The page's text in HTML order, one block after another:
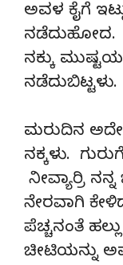
ಅವಳ ಕೈಗೆ
ನಡೆದುಹೋದ.
ನಕ್ಕು
ನಡೆದುಬಿಟ್ಟಳು.
ಮರುದಿನ ಅದೇ
ನಕ್ಕಳು.
ನೀವ್ಯಾರ್ರಿ
ನೇರವಾಗಿ
ಪೆಚ್ಚನಂತೆ
ಚೀಟಿಯನ್ನು